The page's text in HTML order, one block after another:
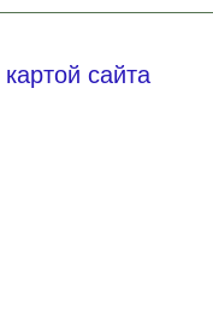
картой сайта